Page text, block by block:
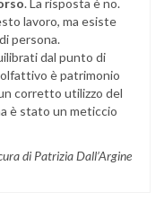
. La risposta è no.
lavoro, ma esiste
persona.
dal punto di
è patrimonio
corretto utilizzo del
è stato un meticcio
di Patrizia Dall’Argine